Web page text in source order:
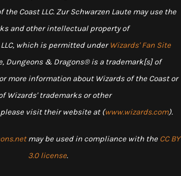
the Coast LLC. Zur Schwarzen Laute may use the
and other intellectual property of
which is permitted under Wizards' Fan Site
Dungeons & Dragons® is a trademark[s] of
more information about Wizards of the Coast or
Wizards' trademarks or other
visit their website at (www.wizards.com).
may be used in compliance with the CC BY
3.0 license.